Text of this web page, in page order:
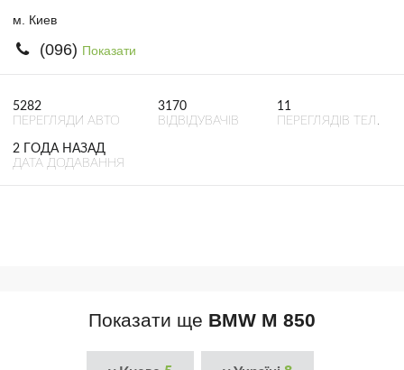
м. Киев
(096) Показати
5282
ПЕРЕГЛЯДИ АВТО
3170
ВІДВІДУВАЧІВ
11
ПЕРЕГЛЯДІВ ТЕЛ.
2 ГОДА НАЗАД
ДАТА ДОДАВАННЯ
Показати ще BMW M 850